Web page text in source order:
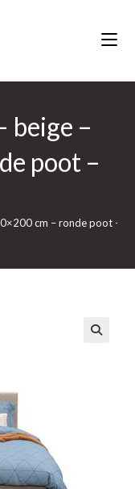
beige –
poot –
cm – ronde poot –